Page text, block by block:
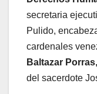
secretaria
Pulido,
cardenales
Baltazar Porras,
del sacerdote